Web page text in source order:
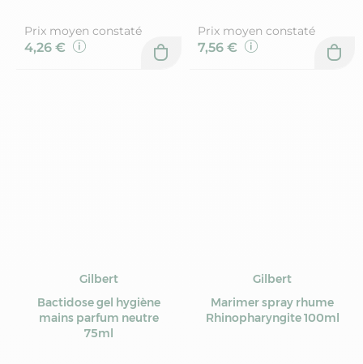
Prix moyen constaté
4,26 €
Prix moyen constaté
7,56 €
Gilbert
Bactidose gel hygiène
mains parfum neutre
75ml
Gilbert
Marimer spray rhume
Rhinopharyngite 100ml